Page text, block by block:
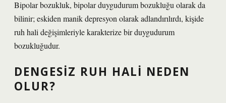
Bipolar bozukluk, bipolar duygudurum bozukluğu olarak da
bilinir; eskiden manik depresyon olarak adlandırılırdı, kişide
ruh hali değişimleriyle karakterize bir duygudurum
bozukluğudur.
DENGESIZ RUH HALI NEDEN
OLUR?